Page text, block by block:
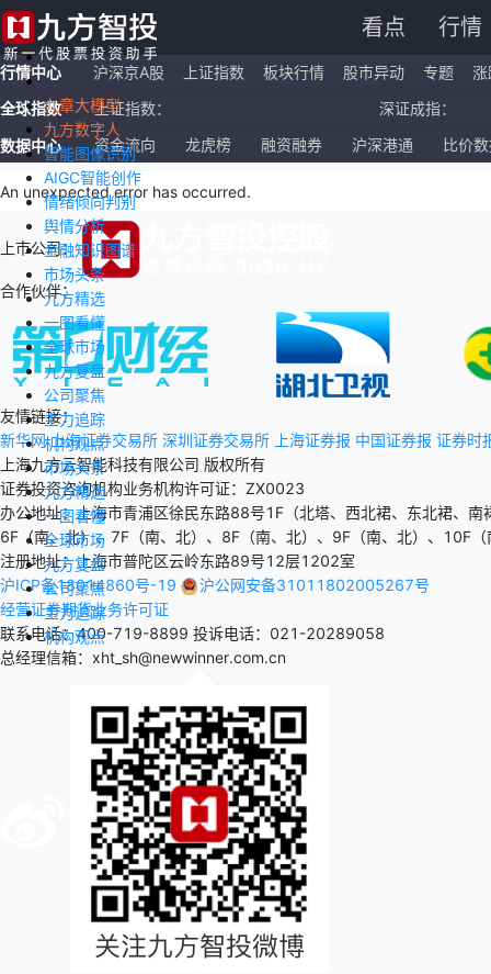
看点 行情
九章大模型
九方数字人
智能图像识别
AIGC智能创作
情绪倾向判别
舆情分析
金融知识图谱
市场头条
九方精选
一图看懂
全球市场
九方复盘
公司聚焦
主力追踪
机构观点
市场头条
九方精选
一图看懂
全球市场
九方复盘
公司聚焦
主力追踪
机构观点
行情中心 沪深京A股 上证指数 板块行情 股市异动 专题
涨
全球指数
上证指数：
深证成指：
恒生指数：
国企指数：
纳斯达克ETF：
数据中心 资金流向 龙虎榜 融资融券 沪深港通 比价
An unexpected error has occurred.
上市公司：
合作伙伴：
友情链接：
新华网 上海证券交易所 深圳证券交易所 上海证券报 中国证券报 证券时
上海九方云智能科技有限公司 版权所有
证券投资咨询机构业务机构许可证：ZX0023
办公地址：上海市青浦区徐民东路88号1F（北塔、西北裙、东北裙、
6F（南、北）、7F（南、北）、8F（南、北）、9F（南、北）、10F
注册地址：上海市普陀区云岭东路89号12层1202室
沪ICP备18014860号-19
沪公网安备31011802005267号
经营证券期货业务许可证
联系电话：400-719-8899 投诉电话：021-20289058
总经理信箱：xht_sh@newwinner.com.cn